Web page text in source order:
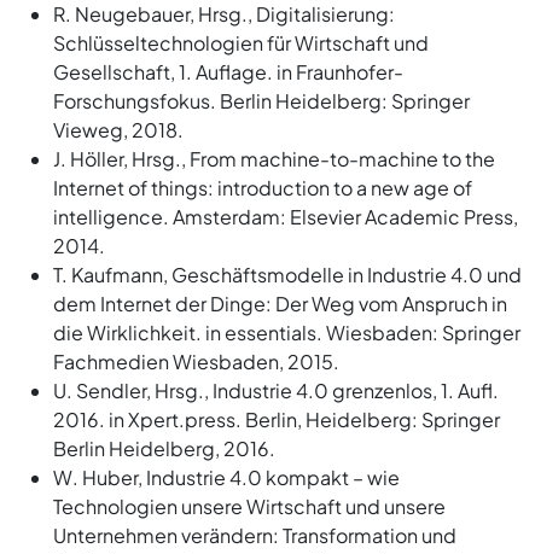
R. Neugebauer, Hrsg., Digitalisierung:
Schlüsseltechnologien für Wirtschaft und
Gesellschaft, 1. Auflage. in Fraunhofer-
Forschungsfokus. Berlin Heidelberg: Springer
Vieweg, 2018.
J. Höller, Hrsg., From machine-to-machine to the
Internet of things: introduction to a new age of
intelligence. Amsterdam: Elsevier Academic Press,
2014.
T. Kaufmann, Geschäftsmodelle in Industrie 4.0 und
dem Internet der Dinge: Der Weg vom Anspruch in
die Wirklichkeit. in essentials. Wiesbaden: Springer
Fachmedien Wiesbaden, 2015.
U. Sendler, Hrsg., Industrie 4.0 grenzenlos, 1. Aufl.
2016. in Xpert.press. Berlin, Heidelberg: Springer
Berlin Heidelberg, 2016.
W. Huber, Industrie 4.0 kompakt – wie
Technologien unsere Wirtschaft und unsere
Unternehmen verändern: Transformation und